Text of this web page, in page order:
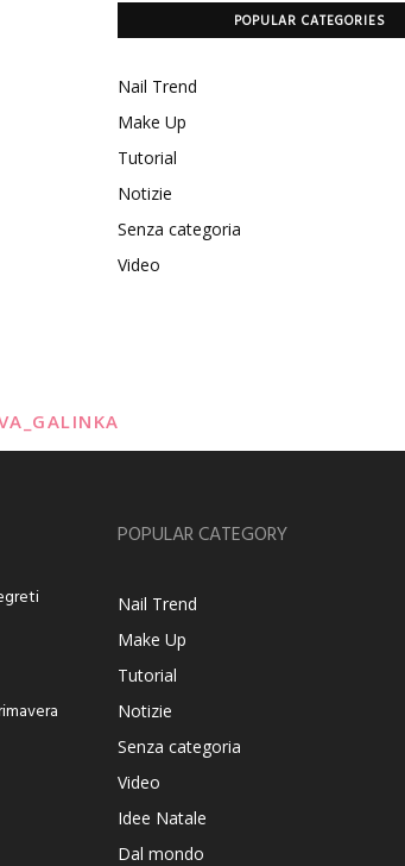
POPULAR CATEGORIES
Nail Trend
Make Up
Tutorial
Notizie
Senza categoria
Video
POPULAR CATEGORY
Nail Trend
Make Up
Tutorial
Notizie
Senza categoria
Video
Idee Natale
Dal mondo